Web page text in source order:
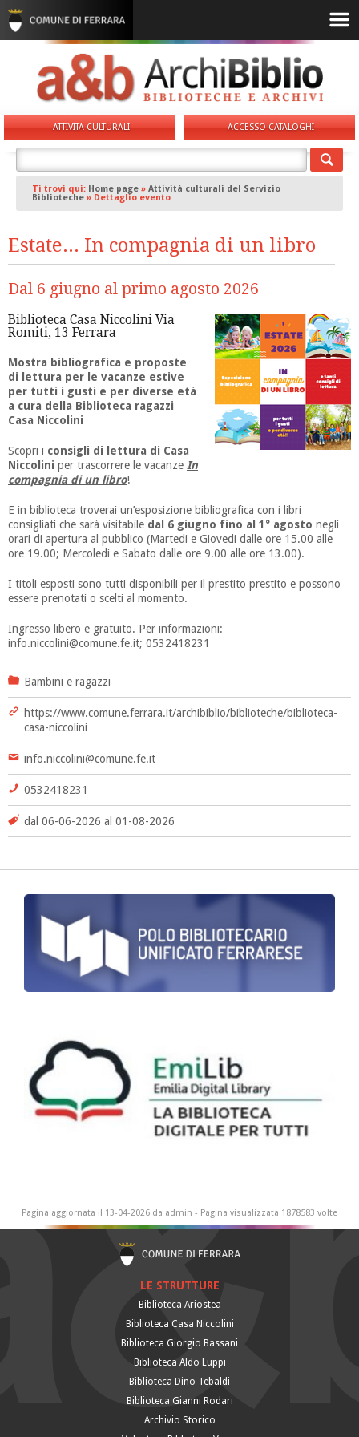
ATTIVITA CULTURALI ACCESSO CATALOGHI
Ti trovi qui: Home page » Attività culturali del Servizio
Biblioteche » Dettaglio evento
Estate... In compagnia di un libro
Dal 6 giugno al primo agosto 2026
Biblioteca Casa Niccolini Via
Romiti, 13 Ferrara
Mostra bibliografica e proposte
di lettura per le vacanze estive
per tutti i gusti e per diverse età
a cura della Biblioteca ragazzi
Casa Niccolini
Scopri i consigli di lettura di Casa
Niccolini per trascorrere le vacanze In
compagnia di un libro!
E in biblioteca troverai un’esposizione bibliografica con i libri
consigliati che sarà visitabile dal 6 giugno fino al 1° agosto negli
orari di apertura al pubblico (Martedi e Giovedi dalle ore 15.00 alle
ore 19.00; Mercoledi e Sabato dalle ore 9.00 alle ore 13.00).
I titoli esposti sono tutti disponibili per il prestito prestito e possono
essere prenotati o scelti al momento.
Ingresso libero e gratuito. Per informazioni:
info.niccolini@comune.fe.it; 0532418231
Bambini e ragazzi
https://www.comune.ferrara.it/archibiblio/biblioteche/biblioteca-
casa-niccolini
info.niccolini@comune.fe.it
0532418231
dal 06-06-2026 al 01-08-2026
Pagina aggiornata il 13-04-2026 da admin - Pagina visualizzata 1878583 volte
LE STRUTTURE
Biblioteca Ariostea
Biblioteca Casa Niccolini
Biblioteca Giorgio Bassani
Biblioteca Aldo Luppi
Biblioteca Dino Tebaldi
Biblioteca Gianni Rodari
Archivio Storico